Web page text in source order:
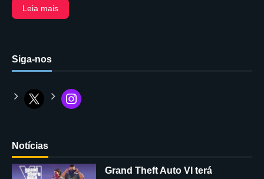
Leia mais
Siga-nos
Notícias
Grand Theft Auto VI terá